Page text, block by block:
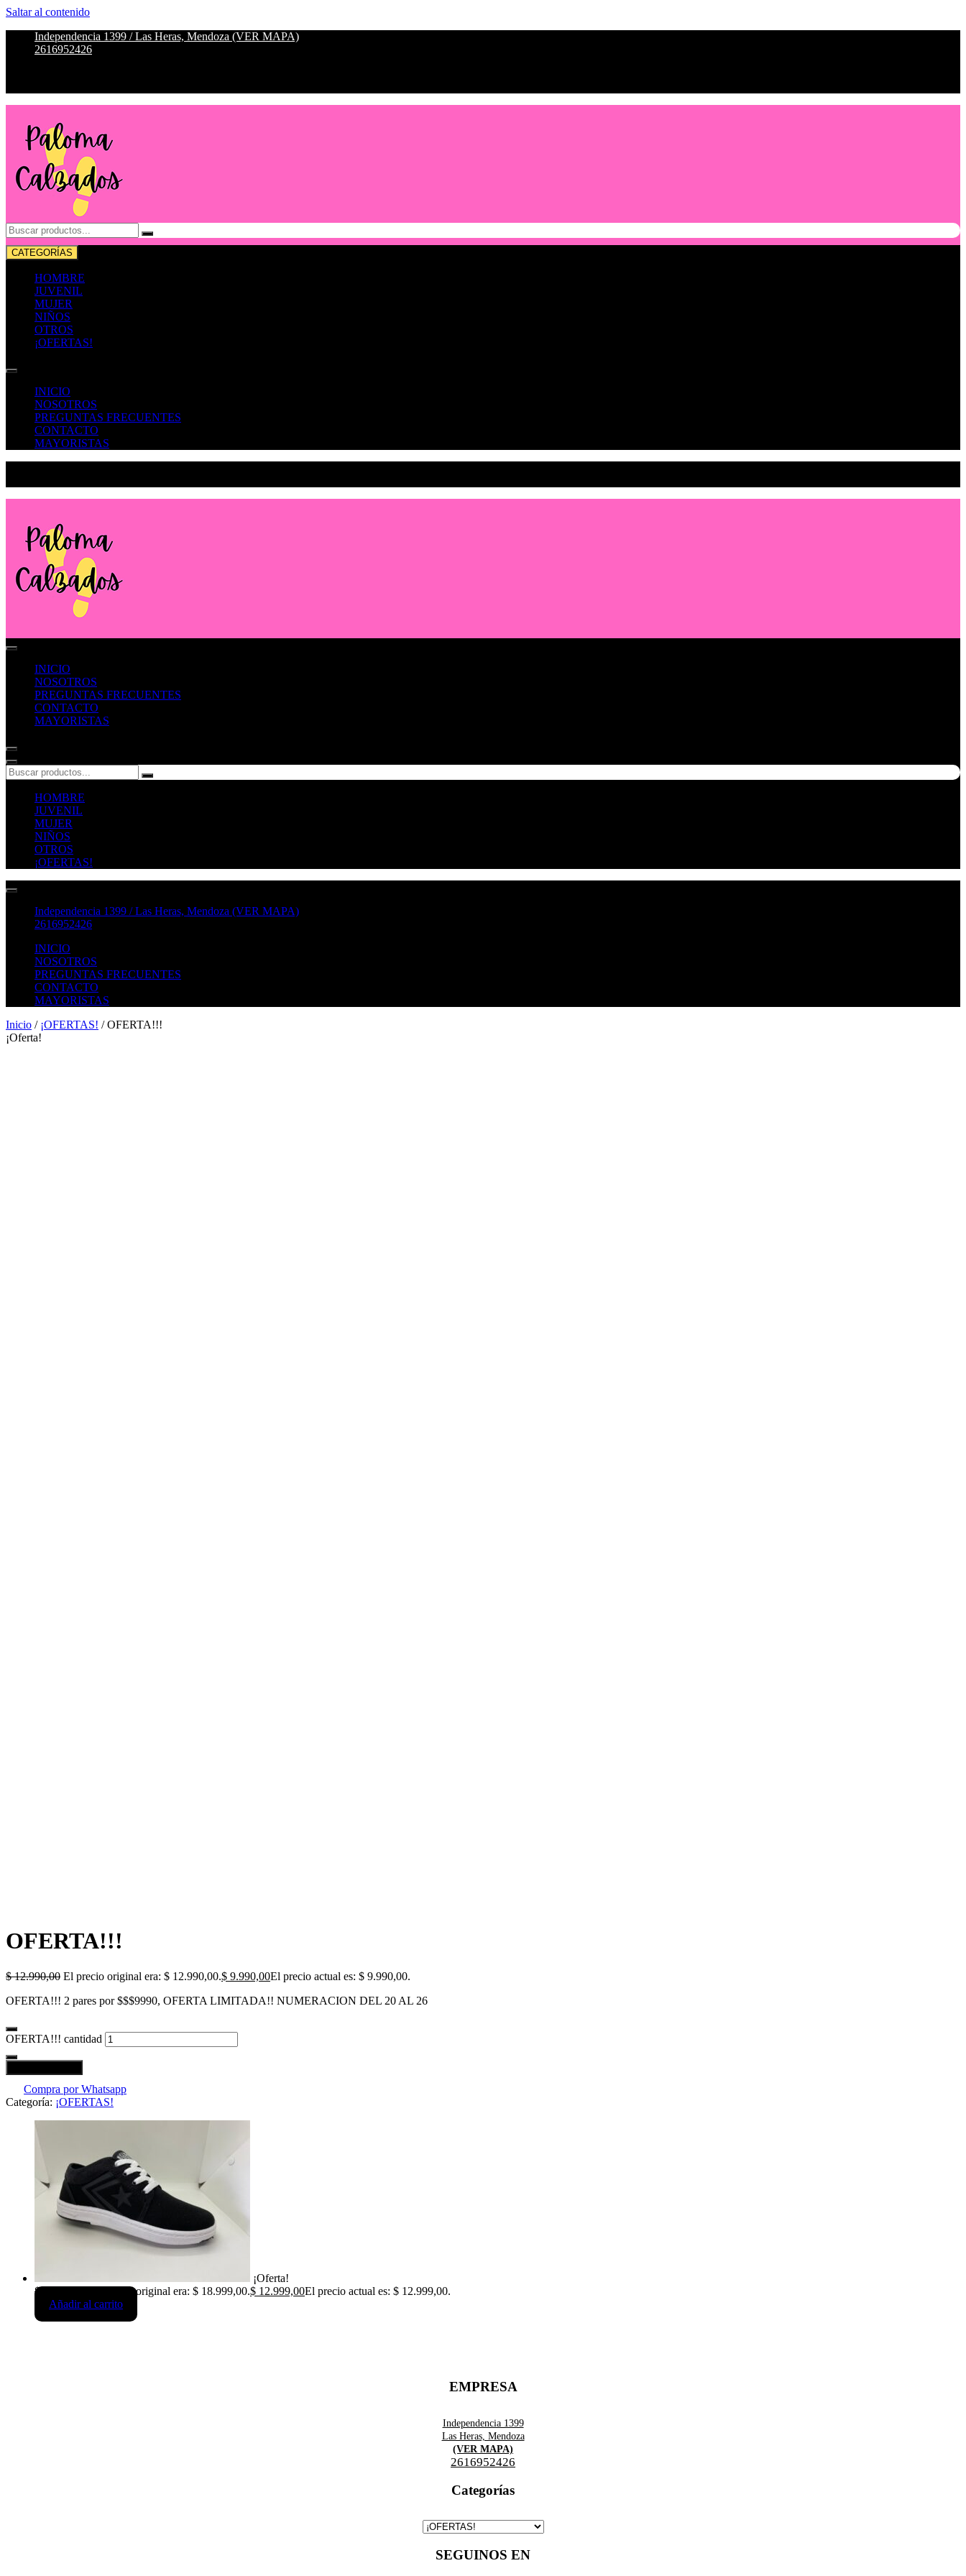
Saltar al contenido
Independencia 1399 / Las Heras, Mendoza (VER MAPA)
2616952426
CATEGORÍAS
HOMBRE
JUVENIL
MUJER
NIÑOS
OTROS
¡OFERTAS!
INICIO
NOSOTROS
PREGUNTAS FRECUENTES
CONTACTO
MAYORISTAS
INICIO
NOSOTROS
PREGUNTAS FRECUENTES
CONTACTO
MAYORISTAS
HOMBRE
JUVENIL
MUJER
NIÑOS
OTROS
¡OFERTAS!
Independencia 1399 / Las Heras, Mendoza (VER MAPA)
2616952426
INICIO
NOSOTROS
PREGUNTAS FRECUENTES
CONTACTO
MAYORISTAS
Inicio / ¡OFERTAS! / OFERTA!!!
¡Oferta!
OFERTA!!!
$12.990,00 El precio original era: $ 12.990,00.$ 9.990,00El precio actual es: $ 9.990,00.
OFERTA!!! 2 pares por $$$9990, OFERTA LIMITADA!! NUMERACION DEL 20 AL 26
OFERTA!!! cantidad
Compra por Whatsapp
Categoría: ¡OFERTAS!
¡Oferta!
$18.999,00 El precio original era: $ 18.999,00.$ 12.999,00El precio actual es: $ 12.999,00.
Añadir al carrito
EMPRESA
Independencia 1399
Las Heras, Mendoza
(VER MAPA)
2616952426
Categorías
SEGUINOS EN